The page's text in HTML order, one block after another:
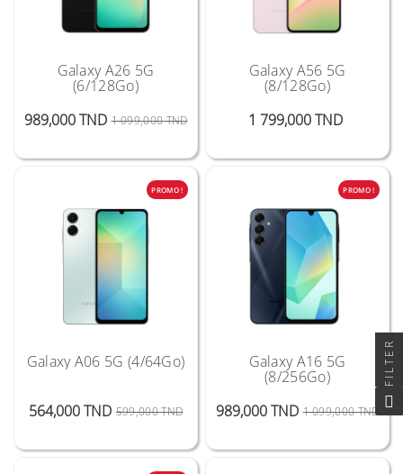
Galaxy A26 5G
(6/128Go)
989,000 TND 1 099,000 TNDPrix Public
Prix
Galaxy A56 5G
(8/128Go)
1 799,000 TND
PROMO !
Galaxy A06 5G (4/64Go)
564,000 TND 599,000 TNDPrix Public
Prix
PROMO !
Galaxy A16 5G
(8/256Go)
989,000 TND 1 099,000 TND Prix
FILTER